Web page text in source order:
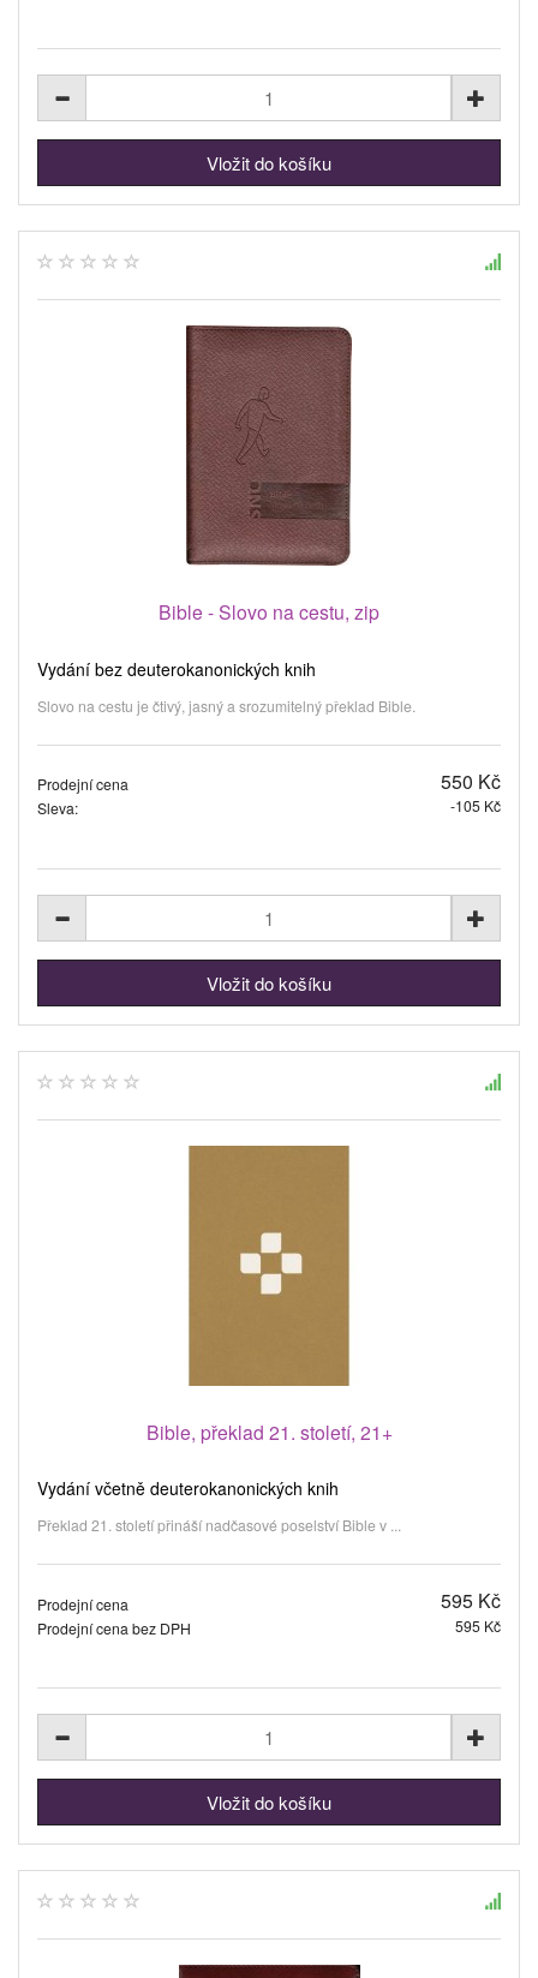
Bible - Slovo na cestu, zip
Vydání bez deuterokanonických knih
Slovo na cestu je čtivý, jasný a srozumitelný překlad Bible.
Prodejní cena 550 Kč
Sleva: -105 Kč
Bible, překlad 21. století, 21+
Vydání včetně deuterokanonických knih
Překlad 21. století přináší nadčasové poselství Bible v ...
Prodejní cena 595 Kč
Prodejní cena bez DPH 595 Kč